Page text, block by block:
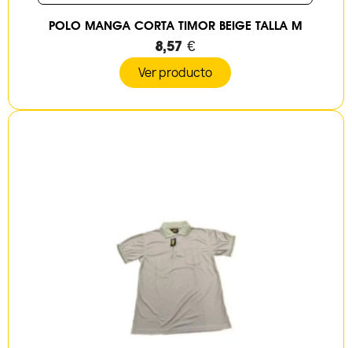
POLO MANGA CORTA TIMOR BEIGE TALLA M
8,57 €
Ver producto